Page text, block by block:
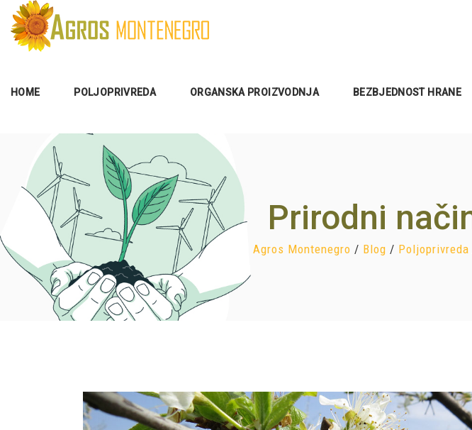
HOME POLJOPRIVREDA ORGANSKA PROIZVODNJA BEZBJEDNOST HRANE
Prirodni
Agros Montenegro / Blog / Poljoprivreda